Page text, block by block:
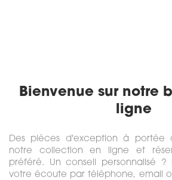
Bienvenue sur notre
ligne
Des pièces d'exception à portée
notre collection en ligne et
préféré. Un conseil personnalisé
votre écoute par téléphone, email